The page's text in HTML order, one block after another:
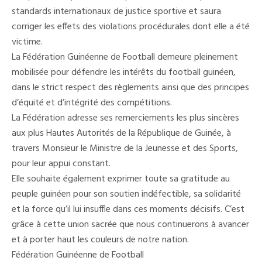
standards internationaux de justice sportive et saura
corriger les effets des violations procédurales dont elle a été
victime.
La Fédération Guinéenne de Football demeure pleinement
mobilisée pour défendre les intérêts du football guinéen,
dans le strict respect des règlements ainsi que des principes
d’équité et d’intégrité des compétitions.
La Fédération adresse ses remerciements les plus sincères
aux plus Hautes Autorités de la République de Guinée, à
travers Monsieur le Ministre de la Jeunesse et des Sports,
pour leur appui constant.
Elle souhaite également exprimer toute sa gratitude au
peuple guinéen pour son soutien indéfectible, sa solidarité
et la force qu’il lui insuffle dans ces moments décisifs. C’est
grâce à cette union sacrée que nous continuerons à avancer
et à porter haut les couleurs de notre nation.
Fédération Guinéenne de Football